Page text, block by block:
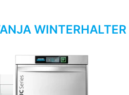
WINTERHALTER